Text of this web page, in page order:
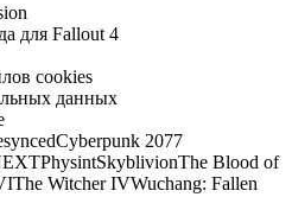
для Fallout 4
cookies
данных
Cyberpunk 2077
PhysintSkyblivionThe Blood of
The Witcher IVWuchang: Fallen